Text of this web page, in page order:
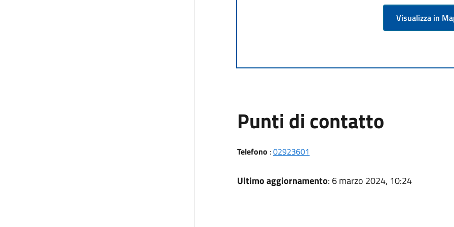
Visualizza in
Punti di contatto
Telefono :02923601
Ultimo aggiornamento: 6 marzo 2024, 10:24